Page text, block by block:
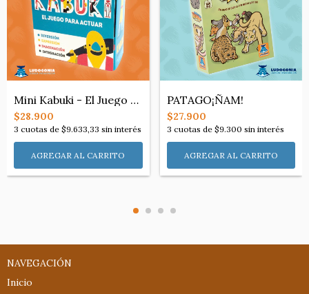
Mini Kabuki - El Juego para Actuar
$28.900
3 cuotas de $9.633,33 sin interés
PATAGO¡ÑAM!
$27.900
3 cuotas de $9.300 sin interés
NAVEGACIÓN
Inicio